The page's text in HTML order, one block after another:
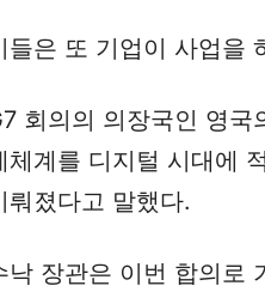
들은 또 기업이 사업을
회의의 의장국인 영
체계를 디지털 시대에
뤄졌다고 말했다.
낙 장관은 이번 합의로